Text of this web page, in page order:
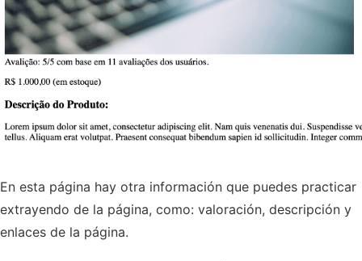
En esta página hay otra información que puedes practicar
extrayendo de la página, como: valoración, descripción y
enlaces de la página.